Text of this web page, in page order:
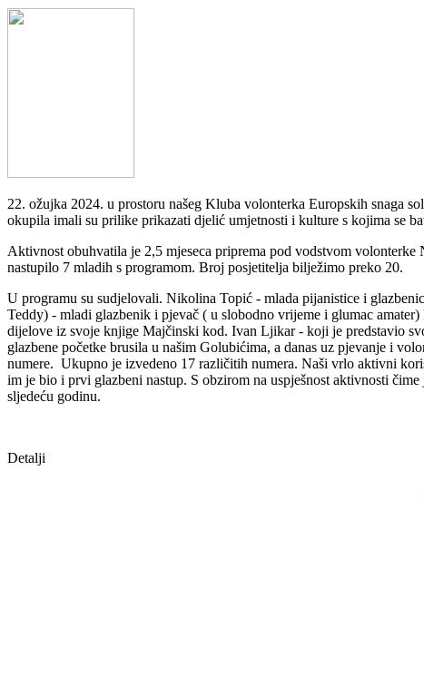
22. ožujka 2024. u prostoru našeg Kluba volonterka Europskih snaga
okupila imali su prilike prikazati djelić umjetnosti i kulture s kojima se
Aktivnost obuhvatila je 2,5 mjeseca priprema pod vodstvom
nastupilo 7 mladih s programom. Broj posjetitelja bilježimo preko 20.
U programu su sudjelovali. Nikolina Topić - mlada pijanistice i
Teddy) - mladi glazbenik i pjevač ( u slobodno vrijeme i glumac
dijelove iz svoje knjige Majčinski kod. Ivan Ljikar - koji je predstavio
glazbene početke brusila u našim Golubićima, a danas uz pjevanje i
numere. Ukupno je izvedeno 17 različitih numera. Naši vrlo aktivni
im je bio i prvi glazbeni nastup. S obzirom na uspješnost aktivnosti
sljedeću godinu.
Detalji